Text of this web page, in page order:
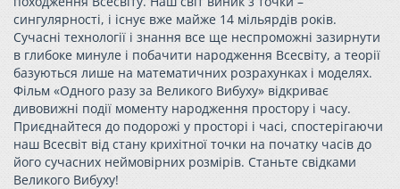
сингулярності, і існує вже майже 14 мільярдів років.
Сучасні технології і знання все ще неспроможні зазирнути
в глибоке минуле і побачити народження Всесвіту, а теорії
базуються лише на математичних розрахунках і моделях.
Фільм «Одного разу за Великого Вибуху» відкриває
дивовижні події моменту народження простору і часу.
Приєднайтеся до подорожі у просторі і часі, спостерігаючи
наш Всесвіт від стану крихітної точки на початку часів до
його сучасних неймовірних розмірів. Станьте свідками
Великого Вибуху!